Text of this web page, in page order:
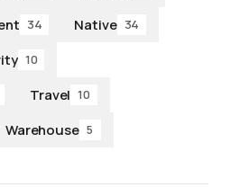
34 Native 34
10
Travel 10
Warehouse 5